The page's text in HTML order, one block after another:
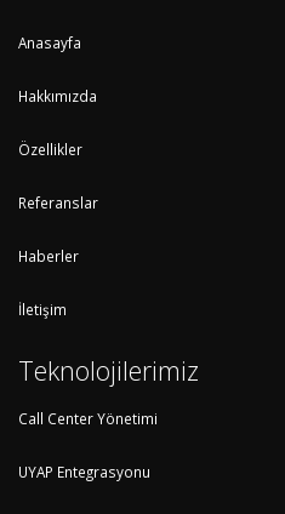
Anasayfa
Hakkımızda
Özellikler
Referanslar
Haberler
İletişim
Teknolojilerimiz
Call Center Yönetimi
UYAP Entegrasyonu